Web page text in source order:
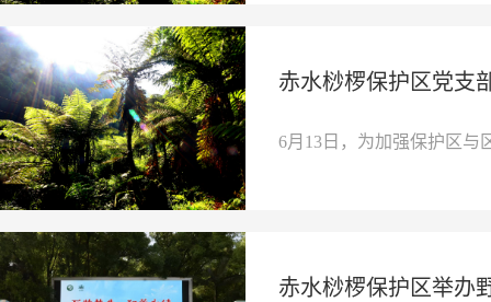
赤水桫椤保护区党支
6月13日，为加强保护区
赤水桫椤保护区举办